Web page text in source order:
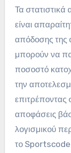
Τα
είναι
απόδοσης της
μπορούν να
ποσοστό
την
αποφάσεις
λογισμικού
το